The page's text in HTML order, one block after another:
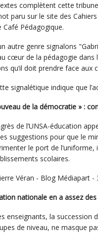
complètent cette tribune
paru sur le site des
Café Pédagogique.
autre genre signalons
cœur de la pédagogie dans
qu’il doit prendre face aux
signalétique indique que
de la démocratie » :
de l’UNSA-éducation
suggestions pour que le
le port de
scolaires.
Véran - Blog Médiapart -
nationale en a assez
enseignants, la succession
de niveau, ne masque